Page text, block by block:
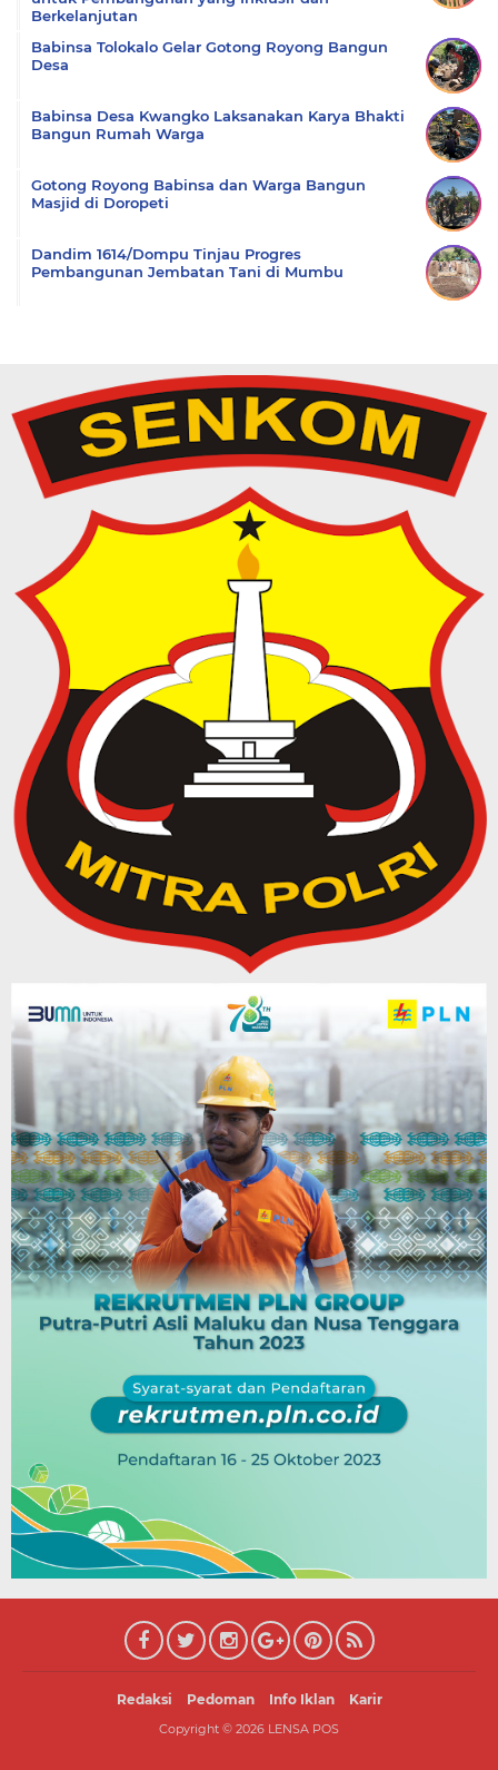
Berkelanjutan
Babinsa Tolokalo Gelar Gotong Royong Bangun
Desa
Babinsa Desa Kwangko Laksanakan Karya Bhakti
Bangun Rumah Warga
Gotong Royong Babinsa dan Warga Bangun
Masjid di Doropeti
Dandim 1614/Dompu Tinjau Progres
Pembangunan Jembatan Tani di Mumbu
Redaksi Pedoman Info Iklan Karir
Copyright © 2026 LENSA POS